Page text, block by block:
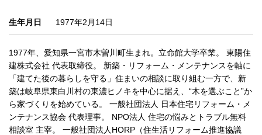
生年月日 1977年2月14日
1977年、愛知県一宮市木曽川町生まれ。立命館大学卒業。 東陽住
建株式会社 代表取締役。 新築・リフォーム・メンテナンスを軸に
「建てた後の暮らしを守る」住まいの相談に取り組む一方で、新
築は岐阜県東白川村の東濃ヒノキを中心に据え、“木を選ぶこと”か
ら家づくりを始めている。 一般社団法人 日本住宅リフォーム・メ
ンテナンス協会 代表理事。 NPO法人 住宅の悩みとトラブル無料
相談室 主宰。 一般社団法人HORP（住生活リフォーム推進協議